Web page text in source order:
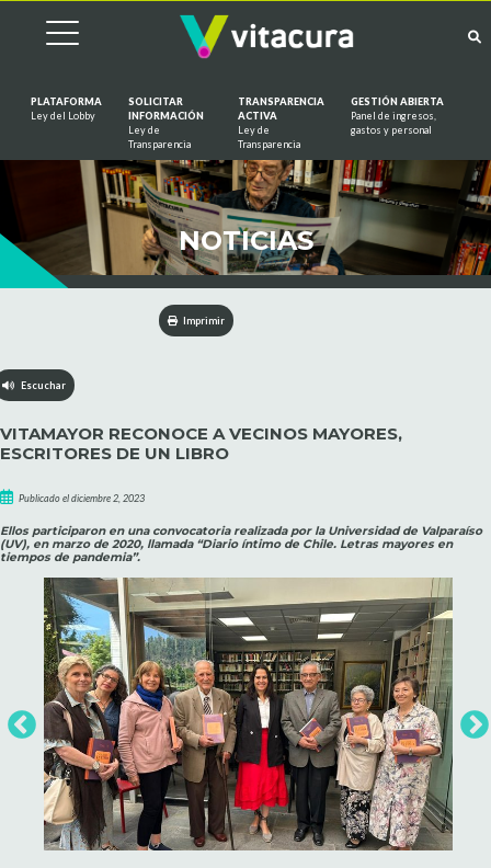
PLATAFORMA
Ley del Lobby
SOLICITAR
INFORMACIÓN
Ley de
Transparencia
TRANSPARENCIA
ACTIVA
Ley de
Transparencia
GESTIÓN ABIERTA
Panel de ingresos,
gastos y personal
NOTICIAS
Imprimir
Escuchar
VITAMAYOR RECONOCE A VECINOS MAYORES,
ESCRITORES DE UN LIBRO
Publicado el diciembre 2, 2023
Ellos participaron en una convocatoria realizada por la Universidad de Valparaíso
(UV), en marzo de 2020, llamada “Diario íntimo de Chile. Letras mayores en
tiempos de pandemia”.